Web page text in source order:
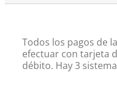
Todos los pagos de
efectuar con tarjeta
débito. Hay 3